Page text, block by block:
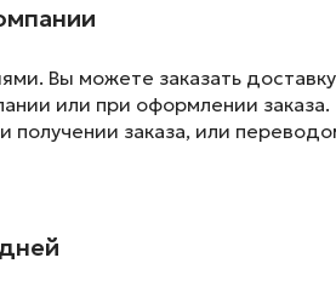
Вы можете заказать
или при оформлении заказа.
заказа, или